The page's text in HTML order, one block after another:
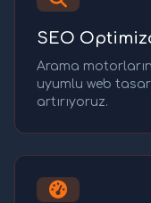
SEO
Arama
uyumlu web
artırıyoruz.